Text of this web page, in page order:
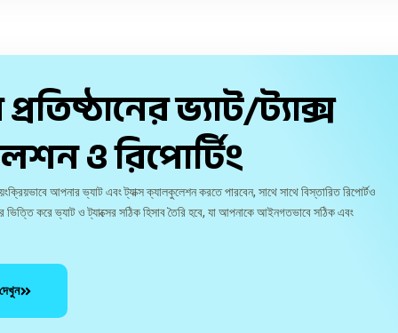
ভ্যাট/ট্যাক্স
ও রিপোর্টিং
আপনার ভ্যাট এবং ট্যাক্স ক্যালকুলেশন করতে পারবেন, সাথে সাথে বিস্তারিত রিপোর্টও
ভিত্তি করে ভ্যাট ও ট্যাক্সের সঠিক হিসাব তৈরি হবে, যা আপনাকে আইনগতভাবে সঠিক এবং